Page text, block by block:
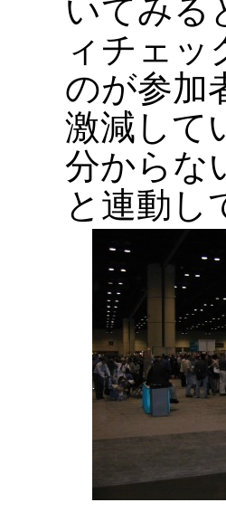
いてみる
ィチェッ
のが参加
激減して
分からな
と連動し